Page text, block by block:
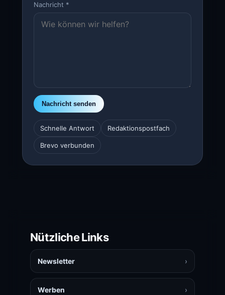
Nachricht *
Nachricht senden
Schnelle Antwort Redaktionspostfach
Brevo verbunden
Nützliche Links
Newsletter ›
Werben ›